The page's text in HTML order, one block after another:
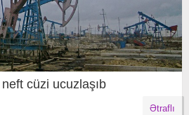
cüzi ucuzlaşıb
Ətraflı